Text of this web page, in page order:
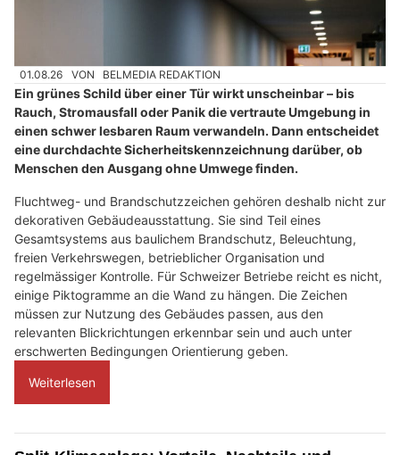
01.08.26 VON BELMEDIA REDAKTION
Ein grünes Schild über einer Tür wirkt unscheinbar – bis
Rauch, Stromausfall oder Panik die vertraute Umgebung in
einen schwer lesbaren Raum verwandeln. Dann entscheidet
eine durchdachte Sicherheitskennzeichnung darüber, ob
Menschen den Ausgang ohne Umwege finden.
Fluchtweg- und Brandschutzzeichen gehören deshalb nicht zur
dekorativen Gebäudeausstattung. Sie sind Teil eines
Gesamtsystems aus baulichem Brandschutz, Beleuchtung,
freien Verkehrswegen, betrieblicher Organisation und
regelmässiger Kontrolle. Für Schweizer Betriebe reicht es nicht,
einige Piktogramme an die Wand zu hängen. Die Zeichen
müssen zur Nutzung des Gebäudes passen, aus den
relevanten Blickrichtungen erkennbar sein und auch unter
erschwerten Bedingungen Orientierung geben.
Weiterlesen